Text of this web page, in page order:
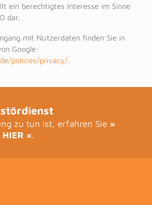
ein berechtigtes Interesse im Sinne
dar.
mit Nutzerdaten finden Sie in
Google:
policies/privacy/.
zu tun ist, erfahren Sie »
HIER «.